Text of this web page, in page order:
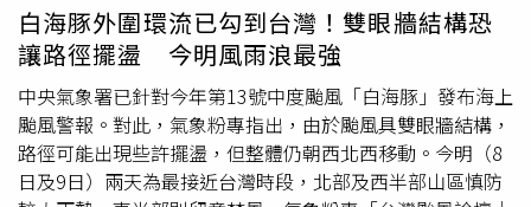
變大，之後擴大到中部平地、南部山區及東北部平地。其
中，今天晚上至明天白天，北部山區及基隆北海岸附近山區
的雨勢可能快速累積；今天入夜到明天，北部、中部山區可
能出現大雨或豪雨，北部山區甚至可能達豪雨以上等級；東
北部山區今天也可能有局部大雨，明天中部平地則可能出現
局部大雨。24小時累積雨量預測。（圖／氣象署提供）風力
部分，清晨到目前為止，氣象署觀測到基隆北海岸、台東沿
白海豚外圍環流已勾到台灣！雙眼牆結構恐
讓路徑擺盪 今明風雨浪最強
中央氣象署已針對今年第13號中度颱風「白海豚」發布海上
颱風警報。對此，氣象粉專指出，由於颱風具雙眼牆結構，
路徑可能出現些許擺盪，但整體仍朝西北西移動。今明（8
日及9日）兩天為最接近台灣時段，北部及西半部山區慎防